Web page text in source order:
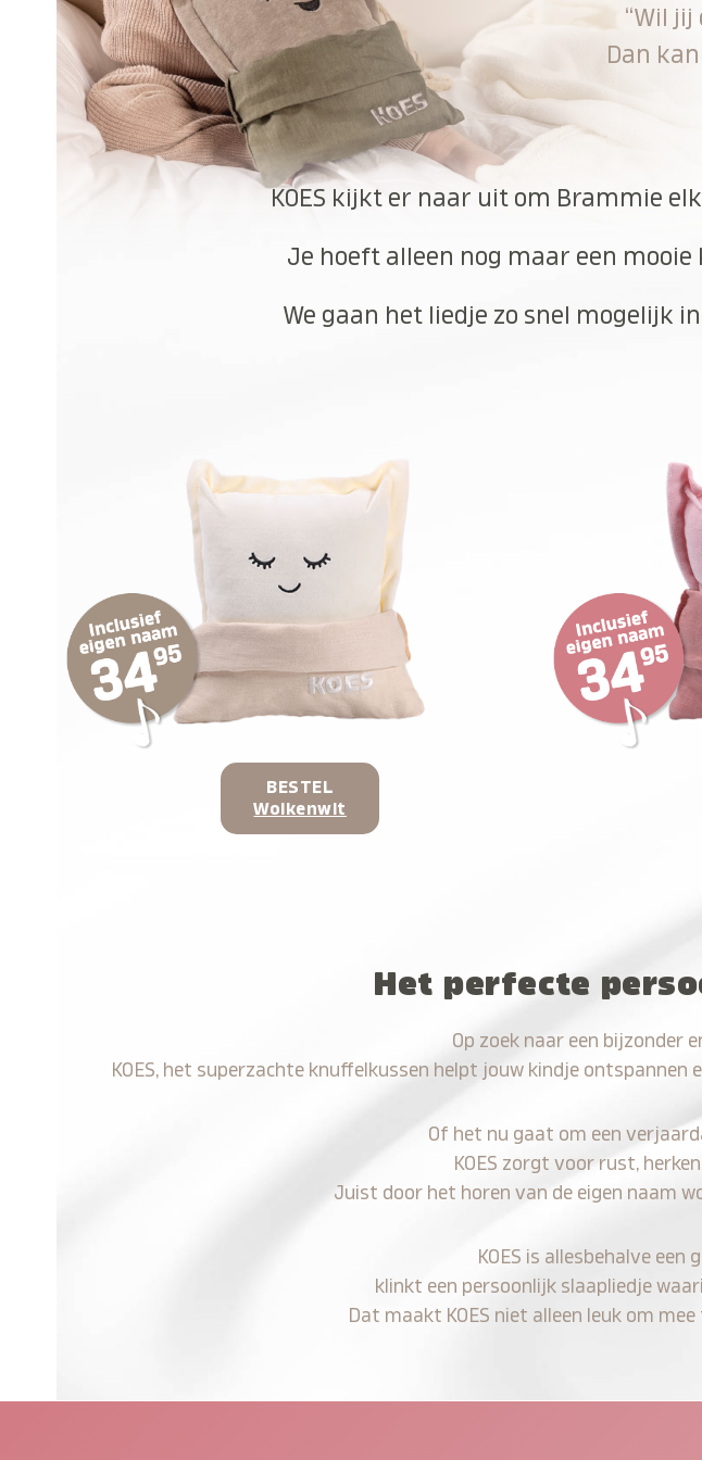
“Wil jij
Dan
KOES kijkt er naar uit om Brammie
Je hoeft alleen nog maar een
We gaan het liedje zo snel mogelijk
BESTEL
Wolkenwit
Het perfecte
Op zoek naar een bijzonder
KOES, het superzachte knuffelkussen helpt jouw kindje
Of het nu gaat om een
KOES zorgt voor rust,
Juist door het horen van de eigen naam
KOES is allesbehalve
klinkt een persoonlijk slaapliedje
Dat maakt KOES niet alleen leuk om